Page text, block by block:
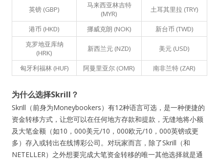
英镑 (GBP)
马来西亚林吉特
(MYR)
土耳其里拉 (TRY)
港币 (HKD) 挪威克朗 (NOK)
新台币 (TWD)
克罗地亚库纳
(HRK)
新西兰元 (NZD) 美元 (USD)
匈牙利福林 (HUF) 阿曼里亚尔 (OMR) 南非兰特 (ZAR)
为什么选择Skrill？
Skrill（前身为Moneybookers）有12种语言可选，是一种便捷的
资金转移方式，让您可以在任何地方存款和提款，无缝地将小额
及大笔金额（如10，000美元/10，000欧元/10，000英镑或更
多）存入或转出在线博彩公司。对玩家而言，除了Skrill（和
NETELLER）之外想要完成大笔资金转移的唯一其他选择就是通